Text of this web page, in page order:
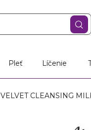
Pleť Líčenie
VELVET CLEANSING